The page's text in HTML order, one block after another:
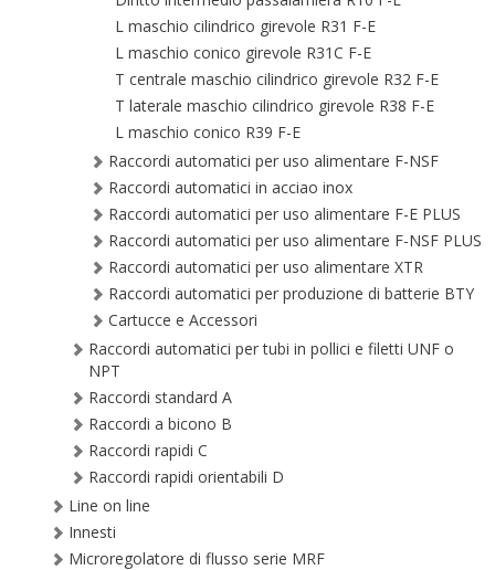
L maschio cilindrico girevole R31 F-E
L maschio conico girevole R31C F-E
T centrale maschio cilindrico girevole R32 F-E
T laterale maschio cilindrico girevole R38 F-E
L maschio conico R39 F-E
Raccordi automatici per uso alimentare F-NSF
Raccordi automatici in acciao inox
Raccordi automatici per uso alimentare F-E PLUS
Raccordi automatici per uso alimentare F-NSF PLUS
Raccordi automatici per uso alimentare XTR
Raccordi automatici per produzione di batterie BTY
Cartucce e Accessori
Raccordi automatici per tubi in pollici e filetti UNF o
NPT
Raccordi standard A
Raccordi a bicono B
Raccordi rapidi C
Raccordi rapidi orientabili D
Line on line
Innesti
Microregolatore di flusso serie MRF